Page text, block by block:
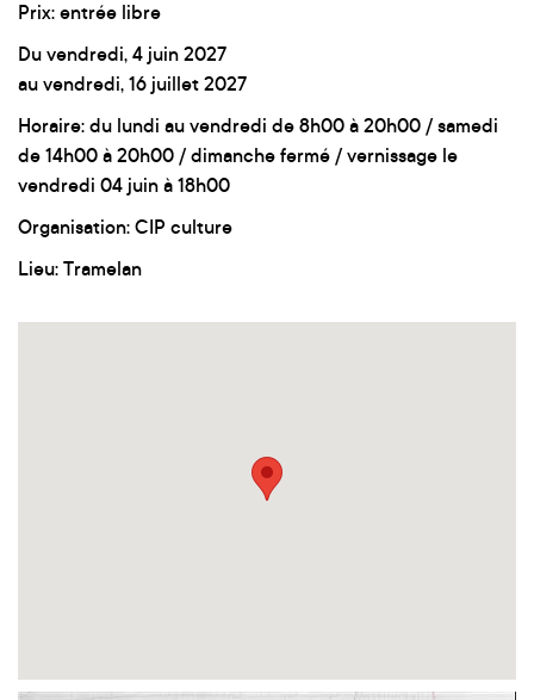
Prix: entrée libre
Du vendredi, 4 juin 2027
au vendredi, 16 juillet 2027
Horaire: du lundi au vendredi de 8h00 à 20h00 / samedi
de 14h00 à 20h00 / dimanche fermé / vernissage le
vendredi 04 juin à 18h00
Organisation: CIP culture
Lieu: Tramelan